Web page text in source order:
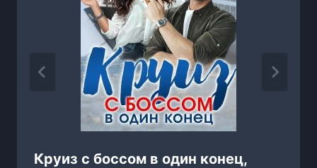
Круиз с боссом в один конец,